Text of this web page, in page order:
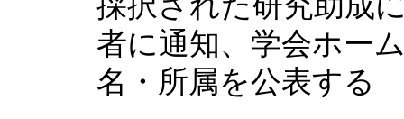
者に通知、学会ホー
名・所属を公表する